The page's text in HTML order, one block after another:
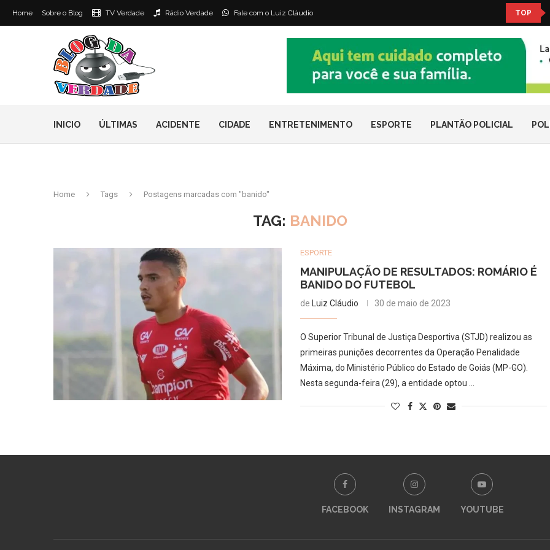
Home Sobre o Blog TV Verdade Rádio Verdade Fale com o Luiz Cláudio TOP
INICIO ÚLTIMAS ACIDENTE CIDADE ENTRETENIMENTO ESPORTE PLANTÃO POLICIAL
Home Tags Postagens marcadas com "banido"
TAG: BANIDO
ESPORTE
MANIPULAÇÃO DE RESULTADOS: ROMÁRIO É
BANIDO DO FUTEBOL
de Luiz Cláudio 30 de maio de 2023
O Superior Tribunal de Justiça Desportiva (STJD) realizou as
primeiras punições decorrentes da Operação Penalidade
Máxima, do Ministério Público do Estado de Goiás (MP-GO).
Nesta segunda-feira (29), a entidade optou …
FACEBOOK INSTAGRAM YOUTUBE